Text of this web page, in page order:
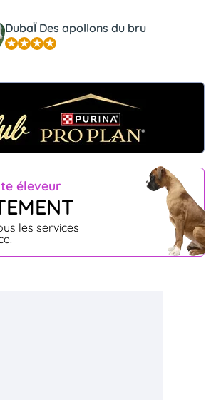
éleveur
les services
DubaÏ Des apollons du bru